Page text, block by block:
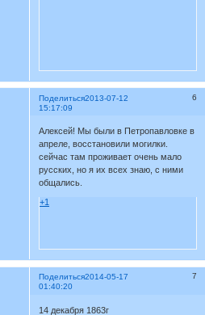
Поделиться 6
2013-07-12
15:17:09
Алексей! Мы были в Петропавловке в
апреле, восстановили могилки.
сейчас там проживает очень мало
русских, но я их всех знаю, с ними
общались.
+1
Поделиться 7
2014-05-17
01:40:20
14 декабря 1863г